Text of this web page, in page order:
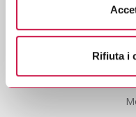
Se vuole saperne di
privacy.
Rifiuta i